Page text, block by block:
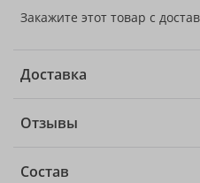
Закажите этот товар с
Доставка
Отзывы
Состав